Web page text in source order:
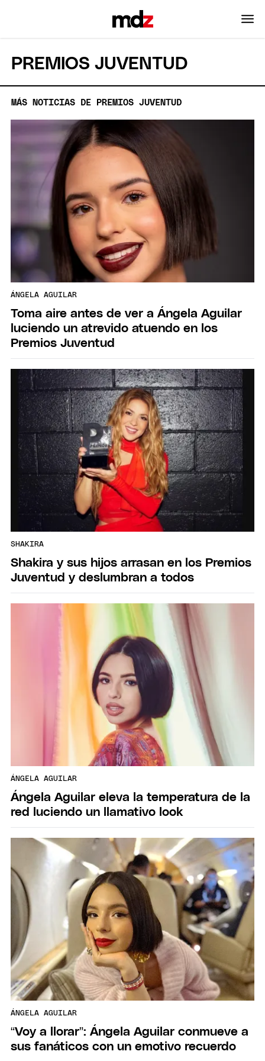
PREMIOS JUVENTUD
MÁS NOTICIAS DE PREMIOS JUVENTUD
ÁNGELA AGUILAR
Toma aire antes de ver a Ángela Aguilar
luciendo un atrevido atuendo en los
Premios Juventud
SHAKIRA
Shakira y sus hijos arrasan en los Premios
Juventud y deslumbran a todos
ÁNGELA AGUILAR
Ángela Aguilar eleva la temperatura de la
red luciendo un llamativo look
ÁNGELA AGUILAR
“Voy a llorar”: Ángela Aguilar conmueve a
sus fanáticos con un emotivo recuerdo